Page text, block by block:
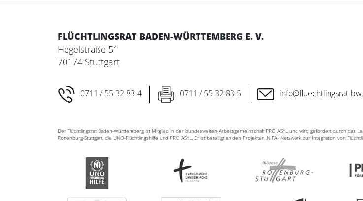
FLÜCHTLINGSRAT BADEN-WÜRTTEMBERG E. V.
Hegelstraße 51
70174 Stuttgart
0711 / 55 32 83-4 0711 / 55 32 83-5 info@fluechtlingsrat-
Der Flüchtlingsrat Baden-Württemberg ist Mitglied in der bundesweiten Arbeitsgemeinschaft PRO ASYL und wird gefördert durch das
Rottenburg-Stuttgart, die UNO-Flüchtlingshilfe und PRO ASYL. Er ist beteiligt an den Projekten ‚NIFA- Netzwerk zur Integration von